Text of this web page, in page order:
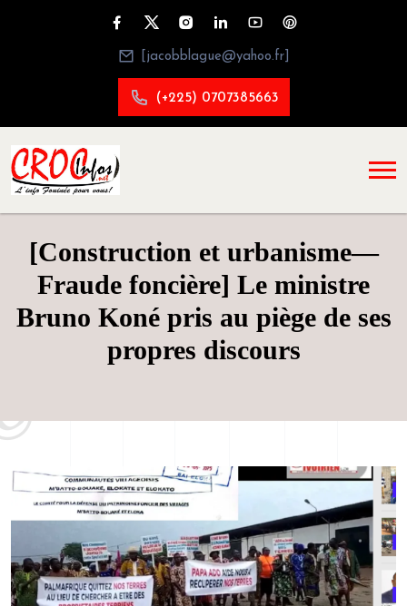
[jacobblague@yahoo.fr]
(+225) 0707385663
[Construction et urbanisme—
Fraude foncière] Le ministre
Bruno Koné pris au piège de ses
propres discours